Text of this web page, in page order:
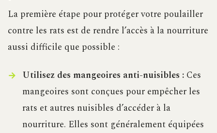
La première étape pour protéger votre poulailler
contre les rats est de rendre l’accès à la nourriture
aussi difficile que possible :
Utilisez des mangeoires anti-nuisibles :Ces
mangeoires sont conçues pour empêcher les
rats et autres nuisibles d’accéder à la
nourriture. Elles sont généralement équipées